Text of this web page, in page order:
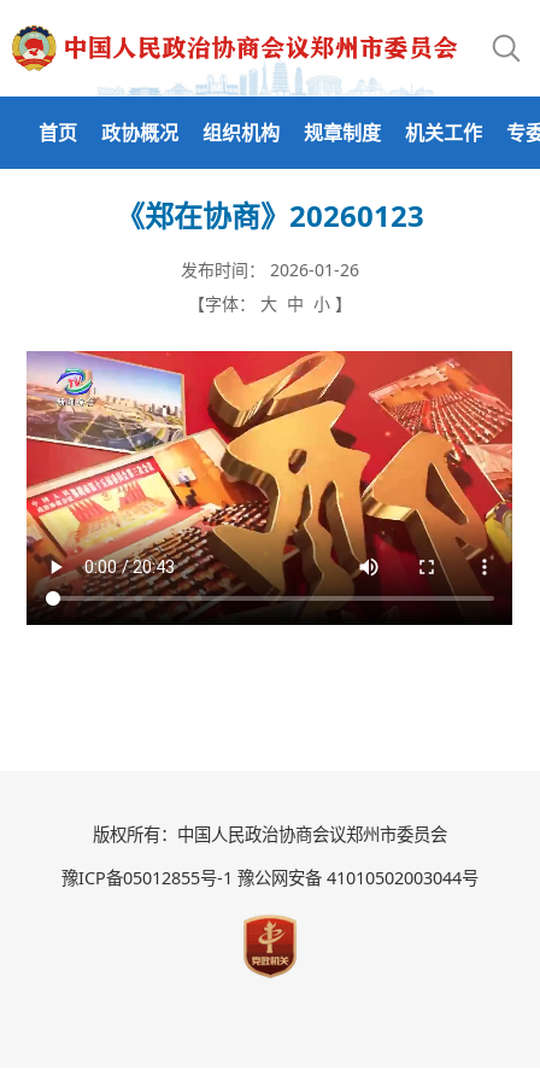
首页 政协概况 组织机构 规章制度 机关工作 专
《郑在协商》20260123
发布时间：
2026-01-26
【字体：
大 中 小 】
版权所有：中国人民政治协商会议郑州市委员会
豫ICP备05012855号-1 豫公网安备 41010502003044号